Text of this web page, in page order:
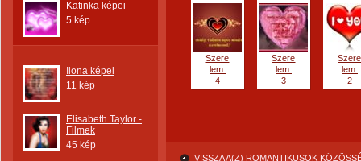
Katinka képei
5 kép
Ilona képei
11 kép
Elisabeth Taylor -
Filmek
45 kép
Szere
lem.
4
Szere
lem.
3
Szere
lem.
2
VISSZA A(Z) ROMANTIKUSOK